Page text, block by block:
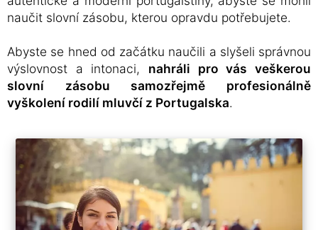
naučit slovní zásobu, kterou opravdu potřebujete.
Abyste se hned od začátku naučili a slyšeli správnou
výslovnost a intonaci, nahráli pro vás veškerou
slovní zásobu samozřejmě profesionálně
vyškolení rodilí mluvčí z Portugalska.